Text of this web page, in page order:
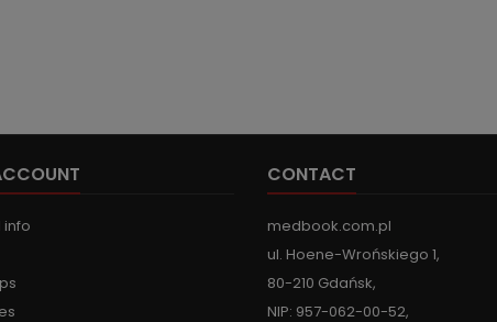
info
CONTACT
medbook.com.pl
ul. Hoene-Wrońskiego 1,
80-210 Gdańsk,
NIP: 957-062-00-52,